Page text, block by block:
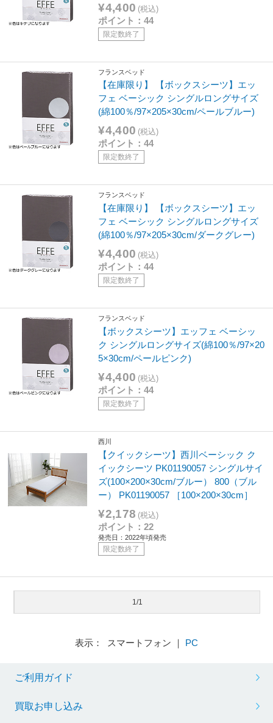
¥4,400 (税込)
ポイント：44
限定数終了
フランスベッド
【在庫限り】 【ボックスシーツ】エッ
フェ ベーシック シングルロングサイズ
(綿100％/97×205×30cm/ペールブルー)
¥4,400 (税込)
ポイント：44
限定数終了
フランスベッド
【在庫限り】 【ボックスシーツ】エッ
フェ ベーシック シングルロングサイズ
(綿100％/97×205×30cm/ダークグレー)
¥4,400 (税込)
ポイント：44
限定数終了
フランスベッド
【ボックスシーツ】エッフェ ベーシッ
ク シングルロングサイズ(綿100％/97×20
5×30cm/ペールピンク)
¥4,400 (税込)
ポイント：44
限定数終了
西川
【クイックシーツ】西川ベーシック ク
イックシーツ PK01190057 シングルサイ
ズ(100×200×30cm/ブルー） 800（ブル
ー） PK01190057 ［100×200×30cm］
¥2,178 (税込)
ポイント：22
発売日：2022年頃発売
限定数終了
1/1
表示： スマートフォン ｜ PC
ご利用ガイド
買取お申し込み